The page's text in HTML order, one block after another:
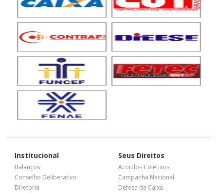
Institucional
Balanços
Conselho Deliberativo
Diretoria
Seus Direitos
Acordos Coletivos
Campanha Nacional
Defesa da Caixa